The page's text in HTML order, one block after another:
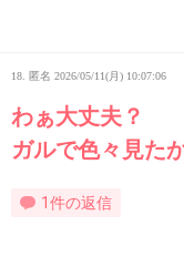
18. 匿名 2026/05/11(月) 10:07:06
わぁ大丈夫？
ガルで色々見た
1件の返信